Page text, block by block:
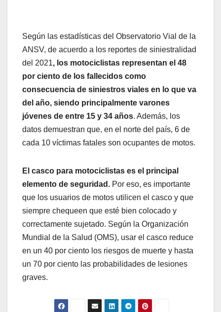
Según las estadísticas del Observatorio Vial de la
ANSV, de acuerdo a los reportes de siniestralidad
del 2021, los motociclistas representan el 48
por ciento de los fallecidos como
consecuencia de siniestros viales en lo que va
del año, siendo principalmente varones
jóvenes de entre 15 y 34 años. Además, los
datos demuestran que, en el norte del país, 6 de
cada 10 víctimas fatales son ocupantes de motos.
El casco para motociclistas es el principal
elemento de seguridad. Por eso, es importante
que los usuarios de motos utilicen el casco y que
siempre chequeen que esté bien colocado y
correctamente sujetado. Según la Organización
Mundial de la Salud (OMS), usar el casco reduce
en un 40 por ciento los riesgos de muerte y hasta
un 70 por ciento las probabilidades de lesiones
graves.